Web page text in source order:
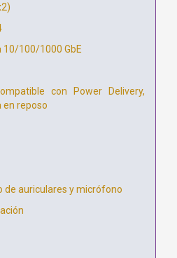
10/100/1000 GbE
con Power Delivery,
en reposo
de auriculares y micrófono